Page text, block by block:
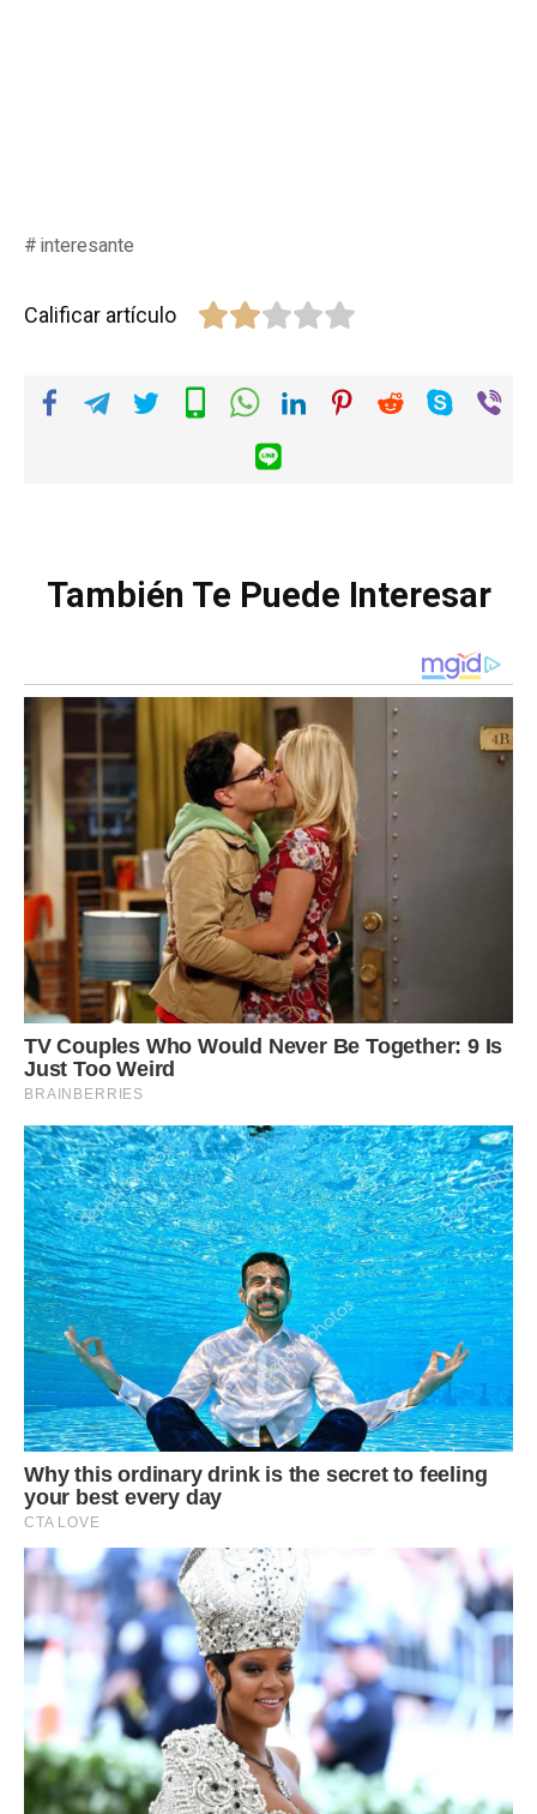
interesante
Calificar artículo
También Te Puede Interesar